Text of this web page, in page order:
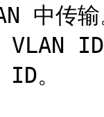
中传
VLAN
。